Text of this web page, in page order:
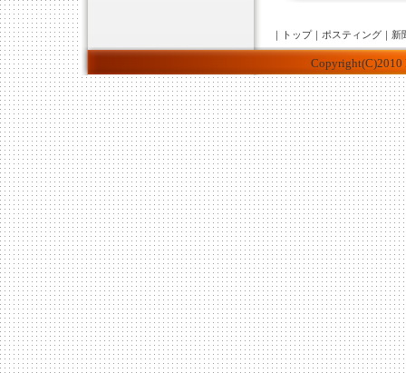
｜ トップ｜ ポスティング ｜ 新
Copyright(C)2010